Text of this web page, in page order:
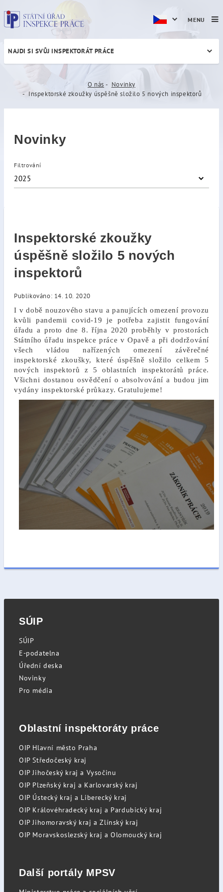
Inspektorské zkoužky
NAJDI SI SVŮJ INSPEKTORÁT PRÁCE
O nás
Novinky
Inspektorské zkoužky úspěšně složilo 5 nových inspektorů
Novinky
Filtrování
2025
Inspektorské zkoužky
úspěšně složilo 5 nových
inspektorů
Publikováno: 14. 10. 2020
I v době nouzového stavu a panujících omezení provozu
kvůli pandemii covid-19 je potřeba zajistit fungování
úřadu a proto dne 8. října 2020 proběhly v prostorách
Státního úřadu inspekce práce v Opavě a při dodržování
všech vládou nařízených omezení závěrečné
inspektorské zkoušky, které úspěšně složilo celkem 5
nových inspektorů z 5 oblastních inspektorátů práce.
Všichni dostanou osvědčení o absolvování a budou jim
vydány inspektorské průkazy. Gratulujeme!
MENU
SÚIP
SÚIP
E-podatelna
Úřední deska
Novinky
Pro média
Oblastní inspektoráty práce
OIP Hlavní město Praha
OIP Středočeský kraj
OIP Jihočeský kraj a Vysočinu
OIP Plzeňský kraj a Karlovarský kraj
OIP Ústecký kraj a Liberecký kraj
OIP Královéhradecký kraj a Pardubický kraj
OIP Jihomoravský kraj a Zlínský kraj
OIP Moravskoslezský kraj a Olomoucký kraj
Další portály MPSV